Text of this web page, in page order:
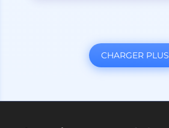
CHARGER PLUS